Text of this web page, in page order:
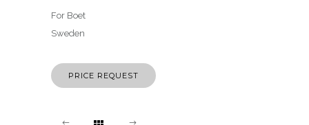
For Boet
Sweden
PRICE REQUEST